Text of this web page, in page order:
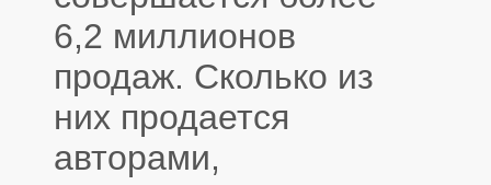
6,2 миллионов
продаж. Сколько из
них продается
авторами,